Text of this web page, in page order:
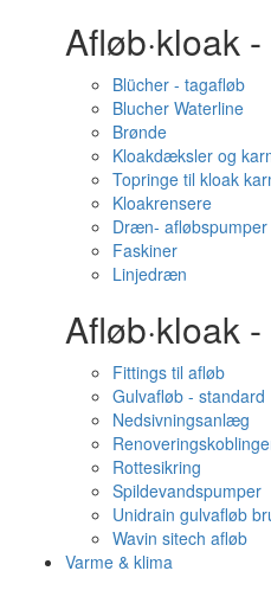
Afløb·kloak
Blücher - tagafløb
Blucher Waterline
Brønde
Kloakdæksler og
Topringe til kloak
Kloakrensere
Dræn- afløbspumper
Faskiner
Linjedræn
Afløb·kloak
Fittings til afløb
Gulvafløb - standard
Nedsivningsanlæg
Rottesikring
Spildevandspumper
Unidrain gulvafløb
Wavin sitech afløb
Varme & klima